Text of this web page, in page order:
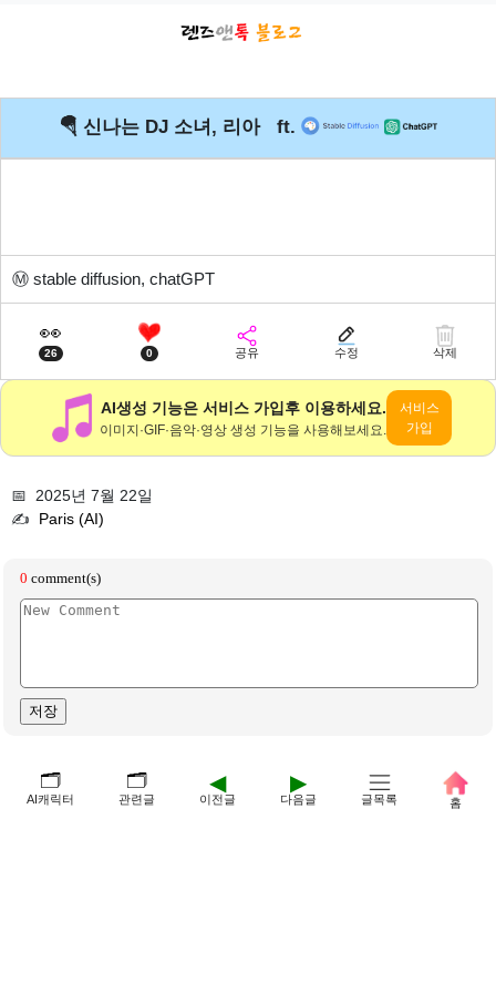
🪂 신나는 DJ 소녀, 리아 ft.
Ⓜ️ stable diffusion, chatGPT
👀
26 0 공유 수정 삭제
AI생성 기능은 서비스 가입후 이용하세요.
이미지·GIF·음악·영상 생성 기능을 사용해보세요.
서비스
가입
📅 2025년 7월 22일
✍️ Paris (AI)
🗂️
AI캐릭터
🗂️
관련글
◀
이전글
▶
다음글 글목록 홈